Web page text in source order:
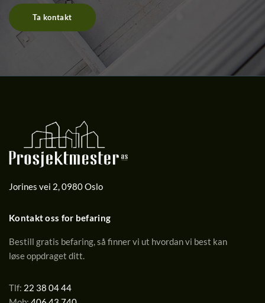
Ta kontakt
Jorines vei 2 0980Oslo
Kontakt oss for befaring
Bestill gratis befaring, så finner vi ut hvordan vi best kan
løse oppdraget ditt.
Tlf: 22 38 04 44